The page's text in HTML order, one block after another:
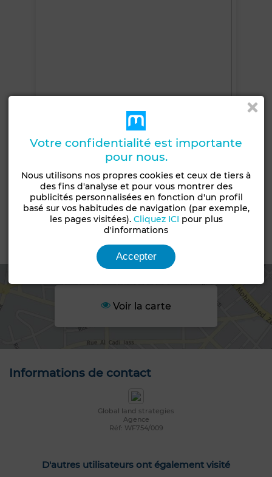
+7 PHOTOS
Voir la carte
Informations de contact
Global land strategies
Agence
Réf: WF754/009
D'autres utilisateurs ont également visité
Votre confidentialité est importante
pour nous.
Nous utilisons nos propres cookies et ceux de tiers à
des fins d'analyse et pour vous montrer des
publicités personnalisées en fonction d'un profil
basé sur vos habitudes de navigation (par exemple,
les pages visitées). Cliquez ICI pour plus
d'informations
Accepter